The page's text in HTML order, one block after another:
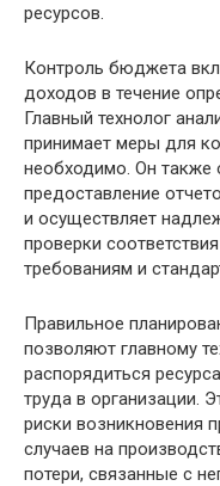
ресурсов.
Контроль бюджета
доходов в течение
Главный технолог
принимает меры для
необходимо. Он также
предоставление
и осуществляет
проверки
требованиям и
Правильное
позволяют главному
распорядиться
труда в организации.
риски возникновения
случаев на
потери, связанные с